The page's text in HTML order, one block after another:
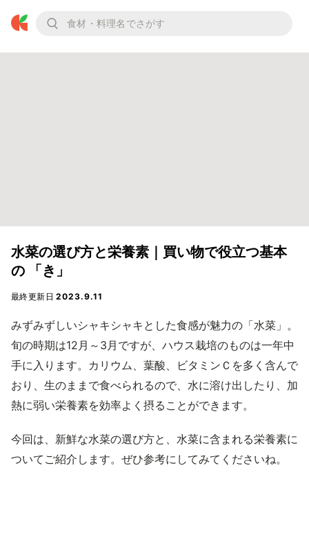
水菜‌の‌選‌び‌方‌と‌栄‌養‌素‌｜‌買‌い‌物‌で‌役‌立‌つ‌基‌本‌
の‌ 「き」‌ ‌
最終更新日2023.9.11
みずみずしいシャキシャキとした食感が魅力の「水菜」。
旬の時期は12月～3月ですが、ハウス栽培のものは一年中
手に入ります。カリウム、葉酸、ビタミンＣを多く含んで
おり、生のままで食べられるので、水に溶け出したり、加
熱に弱い栄養素を効率よく摂ることができます。
今回は、新鮮な水菜の選び方と、水菜に含まれる栄養素に
ついてご紹介します。ぜひ参考にしてみてくださいね。